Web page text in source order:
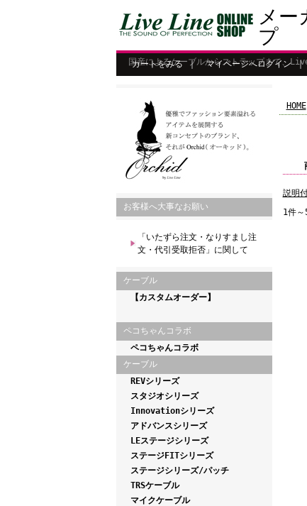
メー
プ
国産によるケーブルからストラップまで、
カートをみる｜ マイページへログイン
お客様へ大事なお願い
「いたずら注文・なりすまし注
文・代引受取拒否」に関して
ケーブル
【カスタムオーダー】
ペコちゃんコラボ
ペコちゃんコラボ
ケーブル
REVシリーズ
スタジオシリーズ
Innovationシリーズ
アドバンスシリーズ
LEステージシリーズ
ステージFITシリーズ
ステージシリーズ/パッチ
TRSケーブル
マイクケーブル
HOME
説明
1件～